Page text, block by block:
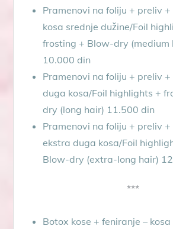
Pramenovi na foliju + preliv +
kosa srednje dužine/Foil
frosting + Blow-dry (medium
10.000 din
Pramenovi na foliju + preliv +
duga kosa/Foil highlights +
dry (long hair) 11.500 din
Pramenovi na foliju + preliv +
ekstra duga kosa/Foil
Blow-dry (extra-long hair)
***
Botox kose + feniranje –